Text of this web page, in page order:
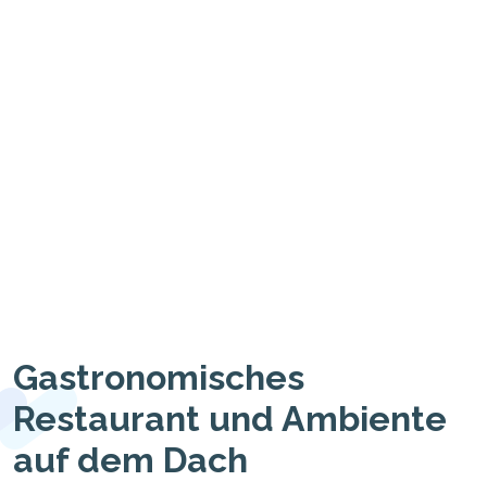
Gastronomisches
Restaurant und Ambiente
auf dem Dach